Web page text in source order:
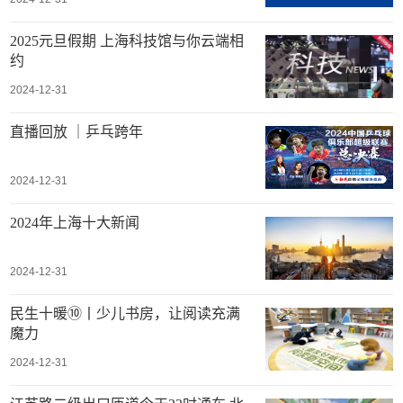
2025元旦假期 上海科技馆与你云端相
约
2024-12-31
直播回放 ｜乒乓跨年
2024-12-31
2024年上海十大新闻
2024-12-31
民生十暖⑩丨少儿书房，让阅读充满
魔力
2024-12-31